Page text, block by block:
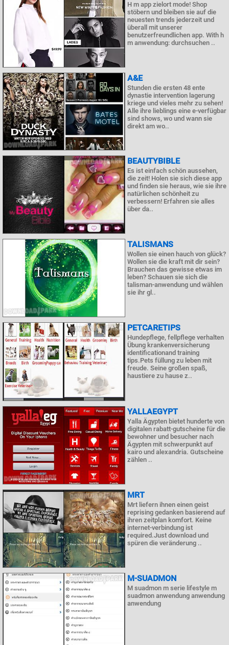
H m app zielort mode! Shop
stöbern und bleiben sie auf die
neuesten trends jederzeit und
überall mit unserer
benutzerfreundlichen app. With h
m anwendung: durchsuchen ..
A&E
Stunden die ersten 48 ente
dynastie intervention lagerung
kriege und vieles mehr zu sehen!
Alle ihre lieblings eine e-verfügbar
sind shows, wo und wann sie
direkt am wo..
BEAUTYBIBLE
Es ist einfach schön aussehen,
die zeit! Holen sie sich diese app
und finden sie heraus, wie sie ihre
natürlichen schönheit zu
verbessern! Erfahren sie alles
über da..
TALISMANS
Wollen sie einen hauch von glück?
Wollen sie die kraft mit dir sein?
Brauchen das gewisse etwas im
leben? Schauen sie sich die
talisman-anwendung und wählen
sie ihr gl..
PETCARETIPS
Hundepflege, fellpflege verhalten
Übung krankenversicherung
identificationand training
tips.Pets füllung zu leben mit
freude. Seine großen spaß,
haustiere zu hause z..
YALLAEGYPT
Yalla Ägypten bietet hunderte von
digitalen rabatt-gutscheine für die
bewohner und besucher nach
Ägypten mit schwerpunkt auf
kairo und alexandria. Gutscheine
zählen ..
MRT
Mrt liefern ihnen einen geist
reprising gedanken basierend auf
ihren zeitplan komfort. Keine
internet-verbindung ist
required.Just download und
spüren die veränderung ..
M-SUADMON
M suadmon m serie lifestyle m
suadmon anwendung anwendung
anwendung